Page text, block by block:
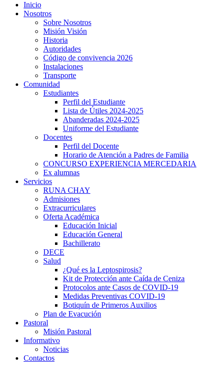
Inicio
Nosotros
Sobre Nosotros
Misión Visión
Historia
Autoridades
Código de convivencia 2026
Instalaciones
Transporte
Comunidad
Estudiantes
Perfil del Estudiante
Lista de Útiles 2024-2025
Abanderadas 2024-2025
Uniforme del Estudiante
Docentes
Perfil del Docente
Horario de Atención a Padres de Familia
CONCURSO EXPERIENCIA MERCEDARIA
Ex alumnas
Servicios
RUNA CHAY
Admisiones
Extracurriculares
Oferta Académica
Educación Inicial
Educación General
Bachillerato
DECE
Salud
¿Qué es la Leptospirosis?
Kit de Protección ante Caída de Ceniza
Protocolos ante Casos de COVID-19
Medidas Preventivas COVID-19
Botiquín de Primeros Auxilios
Plan de Evacución
Pastoral
Misión Pastoral
Informativo
Noticias
Contactos